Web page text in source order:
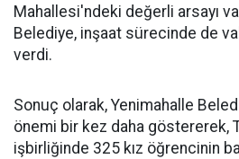
Mahallesi'ndeki değerli arsayı
Belediye, inşaat sürecinde de
verdi.
Sonuç olarak, Yenimahalle
önemi bir kez daha göstererek,
işbirliğinde 325 kız öğrencinin